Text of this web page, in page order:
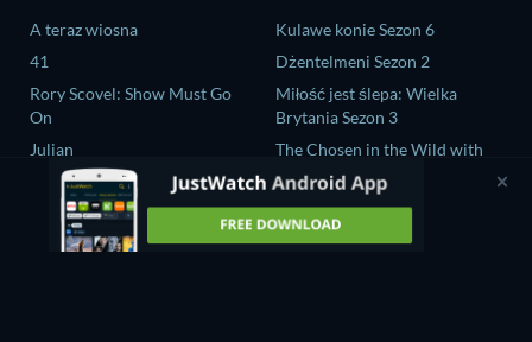
A teraz wiosna
41
Rory Scovel: Show Must Go
On
Julian
Nando Between Two Worlds -
A Sintonia Film
Kulawe konie Sezon 6
Dżentelmeni Sezon 2
Miłość jest ślepa: Wielka
Brytania Sezon 3
The Chosen in the Wild with
Bear Grylls Sezon 1
Mourinho Sezon 1